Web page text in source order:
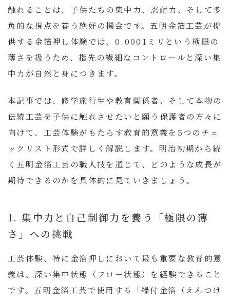
触れることは、子供たちの集中力、忍耐力、そして多
角的な視点を養う絶好の機会です。五明金箔工芸が提
供する金箔押し体験では、0.0001ミリという極限の
薄さを扱うため、指先の繊細なコントロールと深い集
中力が自然と身につきます。
本記事では、修学旅行生や教育関係者、そして本物の
伝統工芸を子供に触れさせたいと願う保護者の方々に
向けて、工芸体験がもたらす教育的意義を5つのチェ
ックリスト形式で詳しく解説します。明治初期から続
く五明金箔工芸の職人技を通じて、どのような成長が
期待できるのかを具体的に見ていきましょう。
1. 集中力と自己制御力を養う「極限の薄
さ」への挑戦
工芸体験、特に金箔押しにおいて最も重要な教育的意
義は、深い集中状態（フロー状態）を経験できること
です。五明金箔工芸で使用する「縁付金箔（えんつけ